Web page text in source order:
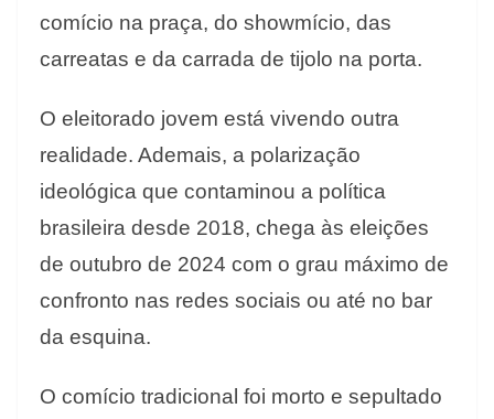
comício na praça, do showmício, das
carreatas e da carrada de tijolo na porta.
O eleitorado jovem está vivendo outra
realidade. Ademais, a polarização
ideológica que contaminou a política
brasileira desde 2018, chega às eleições
de outubro de 2024 com o grau máximo de
confronto nas redes sociais ou até no bar
da esquina.
O comício tradicional foi morto e sepultado